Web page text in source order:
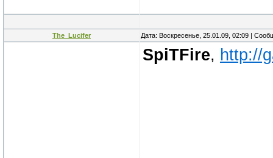
The_Lucifer Дата: Воскресенье, 25.01.09, 02:09 |
SpiTFire, http://